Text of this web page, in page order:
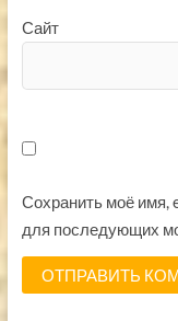
Сайт
Сохранить моё имя,
для последующих